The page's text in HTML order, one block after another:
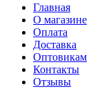
Главная
О магазине
Оплата
Доставка
Оптовикам
Контакты
Отзывы